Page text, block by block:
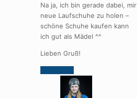
Na ja, ich bin gerade dabei, mir
neue Laufschuhe zu holen –
schöne Schuhe kaufen kann
ich gut als Mädel ^^
Lieben Gruß!